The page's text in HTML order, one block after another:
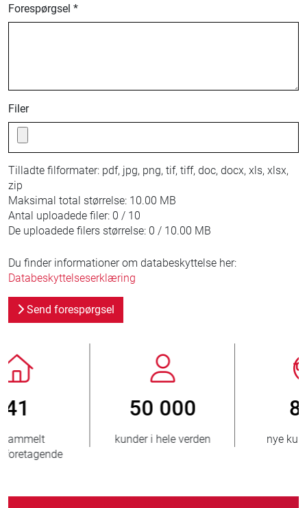
Forespørgsel *
Filer
Tilladte filformater: pdf, jpg, png, tif, tiff, doc, docx, xls, xlsx,
zip
Maksimal total størrelse: 10.00 MB
Antal uploadede filer: 0 / 10
De uploadede filers størrelse: 0 / 10.00 MB
Du finder informationer om databeskyttelse her:
Databeskyttelseserklæring
Send forespørgsel
nye kunder/årligt
> 3 500 000
solgte enheder